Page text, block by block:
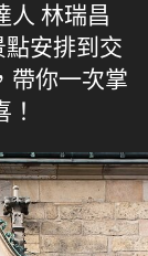
人 林瑞昌
安排到交
帶你一次掌